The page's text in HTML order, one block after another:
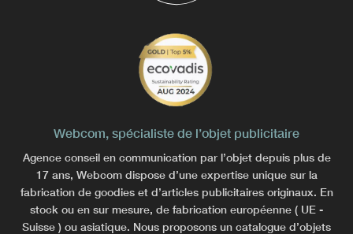
Webcom, spécialiste de l’objet publicitaire
Agence conseil en communication par l’objet depuis plus de
17 ans, Webcom dispose d’une expertise unique sur la
fabrication de goodies et d’articles publicitaires originaux. En
stock ou en sur mesure, de fabrication européenne ( UE -
Suisse ) ou asiatique. Nous proposons un catalogue d’objets